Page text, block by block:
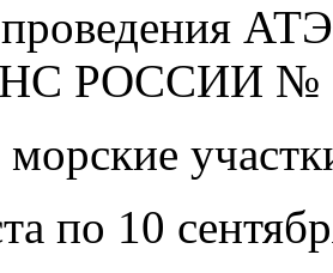
РОССИИ № 77
по 10